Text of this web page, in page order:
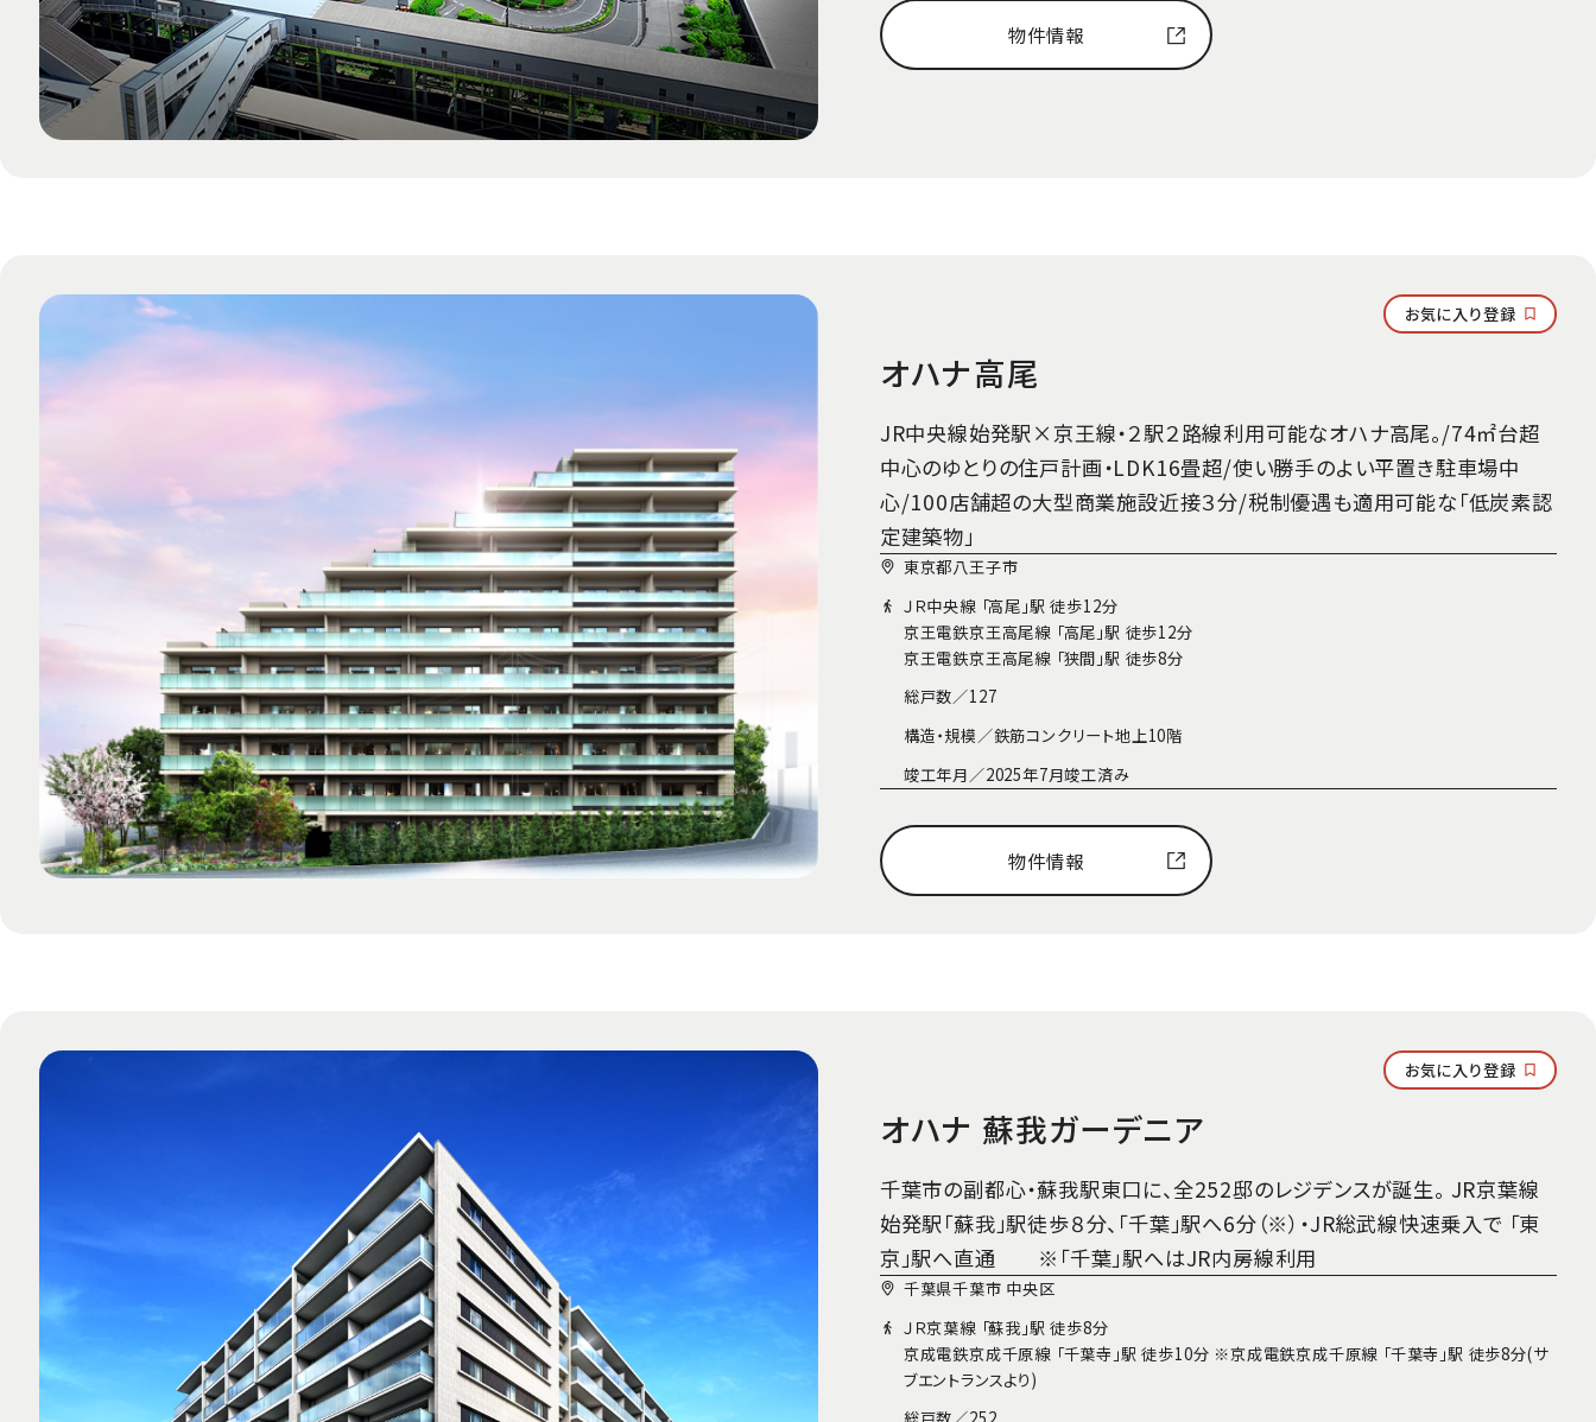
物件情報
お気に入り登録
オハナ高尾
JR中央線始発駅×京王線・２駅２路線利用可能なオハナ高尾。/74㎡台超
中心のゆとりの住戸計画・LDK16畳超/使い勝手のよい平置き駐車場中
心/100店舗超の大型商業施設近接３分/税制優遇も適用可能な「低炭素認
定建築物」
東京都八王子市
ＪＲ中央線 「高尾」駅 徒歩12分
京王電鉄京王高尾線 「高尾」駅 徒歩12分
京王電鉄京王高尾線 「狭間」駅 徒歩8分
総戸数／127
構造・規模／鉄筋コンクリート地上10階
竣工年月／2025年7月竣工済み
物件情報
お気に入り登録
オハナ 蘇我ガーデニア
千葉市の副都心・蘇我駅東口に、全252邸のレジデンスが誕生。 JR京葉線
始発駅「蘇我」駅徒歩８分、「千葉」駅へ6分（※）・JR総武線快速乗入で 「東
京」駅へ直通 ※「千葉」駅へはJR内房線利用
千葉県千葉市 中央区
ＪＲ京葉線 「蘇我」駅 徒歩8分
京成電鉄京成千原線 「千葉寺」駅 徒歩10分 ※京成電鉄京成千原線 「千葉寺」駅 徒歩8分(サ
ブエントランスより)